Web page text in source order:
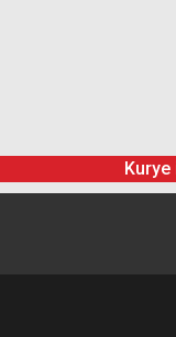
Kurye